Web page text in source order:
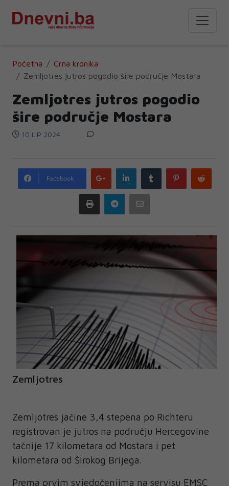
Početna
Crna kronika
Zemljotres jutros pogodio šire područje Mostara
Zemljotres jutros pogodio
šire područje Mostara
10 LIP 2024
Facebook
Google
plus
LinkedIn Tumblr Pinterest
Print Telegram
Zemljotres
Zemljotres jačine 3,4 stepena po Richteru
registrovan je jutros na području Hercegovine
tačnije 17 kilometara od Mostara i pet
kilometara od Širokog Brijega.
Prema prvim svjedočenjima na servisu EMSC